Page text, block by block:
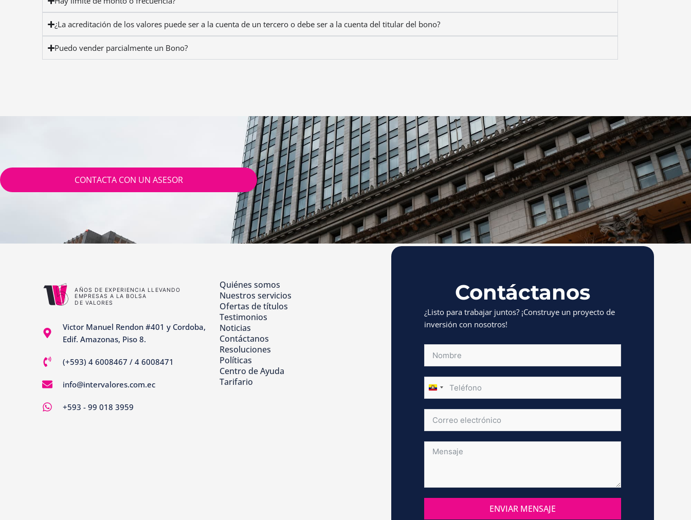
¿La acreditación de los valores puede ser a la cuenta de un tercero o debe ser a la cuenta del titular del bono?
Puedo vender parcialmente un Bono?
CONTACTA CON UN ASESOR
Victor Manuel Rendon #401 y Cordoba,
Edif. Amazonas, Piso 8.
(+593) 4 6008467 / 4 6008471
info@intervalores.com.ec
+593 - 99 018 3959
Quiénes somos
Nuestros servicios
Ofertas de títulos
Testimonios
Noticias
Contáctanos
Resoluciones
Políticas
Centro de Ayuda
Tarifario
Contáctanos
¿Listo para trabajar juntos? ¡Construye un proyecto de
inversión con nosotros!
ECUADOR
ENVIAR MENSAJE